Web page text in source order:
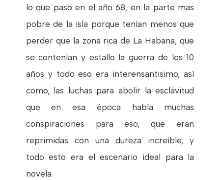
lo que paso en el año 68, en la parte mas
pobre de la isla porque tenían menos que
perder que la zona rica de La Habana, que
se contenían y estallo la guerra de los 10
años y todo eso era interensantisimo, así
como, las luchas para abolir la esclavitud
que en esa época había muchas
conspiraciones para eso, que eran
reprimidas con una dureza increíble, y
todo esto era el escenario ideal para la
novela.